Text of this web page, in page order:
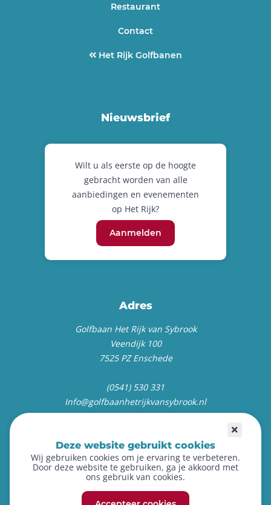
Restaurant
Contact
Het Rijk Golfbanen
Nieuwsbrief
Wilt u als eerste op de hoogte
gebracht worden van alle
aanbiedingen en evenementen
op Het Rijk?
Aanmelden
Adres
Golfbaan Het Rijk van Sybrook
Veendijk 100
7525 PZ Enschede
(0541) 530 331
Info@golfbaanhetrijkvansybrook.nl
©2026 Golfen op het Rijk
Deze website gebruikt cookies
Wij gebruiken cookies om je ervaring te verbeteren.
Door deze website te gebruiken, ga je akkoord met
ons gebruik van cookies.